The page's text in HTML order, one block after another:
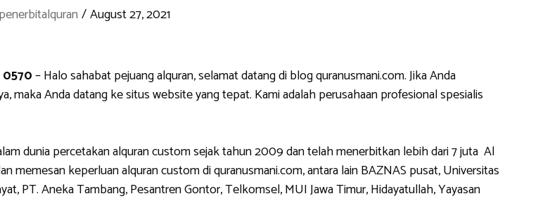
penerbitalquran /August 27, 2021
– Halo sahabat pejuang alquran, selamat datang di blog quranusmani.com. Jika Anda
maka Anda datang ke situs website yang tepat. Kami adalah perusahaan profesional spesialis
dunia percetakan alquran custom sejak tahun 2009 dan telah menerbitkan lebih dari 7 juta Al
memesan keperluan alquran custom di quranusmani.com, antara lain BAZNAS pusat, Universitas
PT. Aneka Tambang, Pesantren Gontor, Telkomsel, MUI Jawa Timur, Hidayatullah, Yayasan